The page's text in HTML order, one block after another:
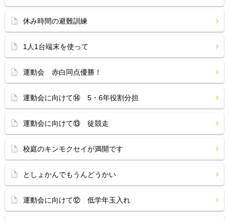
休み時間の避難訓練
1人1台端末を使って
運動会 赤白同点優勝！
運動会に向けて⑭ 5・6年役割分担
運動会に向けて⑬ 徒競走
校庭のキンモクセイが満開です
としょかんでもうんどうかい
運動会に向けて⑫ 低学年玉入れ